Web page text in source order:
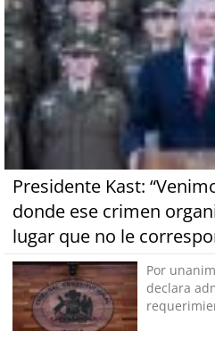
Presidente Kast:
donde ese crimen
lugar que no le
Por
declara